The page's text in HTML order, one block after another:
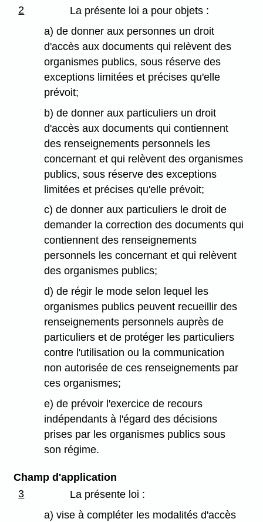
2
La présente loi a pour objets :
a) de donner aux personnes un droit
d'accès aux documents qui relèvent des
organismes publics, sous réserve des
exceptions limitées et précises qu'elle
prévoit;
b) de donner aux particuliers un droit
d'accès aux documents qui contiennent
des renseignements personnels les
concernant et qui relèvent des organismes
publics, sous réserve des exceptions
limitées et précises qu'elle prévoit;
c) de donner aux particuliers le droit de
demander la correction des documents qui
contiennent des renseignements
personnels les concernant et qui relèvent
des organismes publics;
d) de régir le mode selon lequel les
organismes publics peuvent recueillir des
renseignements personnels auprès de
particuliers et de protéger les particuliers
contre l'utilisation ou la communication
non autorisée de ces renseignements par
ces organismes;
e) de prévoir l'exercice de recours
indépendants à l'égard des décisions
prises par les organismes publics sous
son régime.
Champ d'application
3
La présente loi :
a) vise à compléter les modalités d'accès